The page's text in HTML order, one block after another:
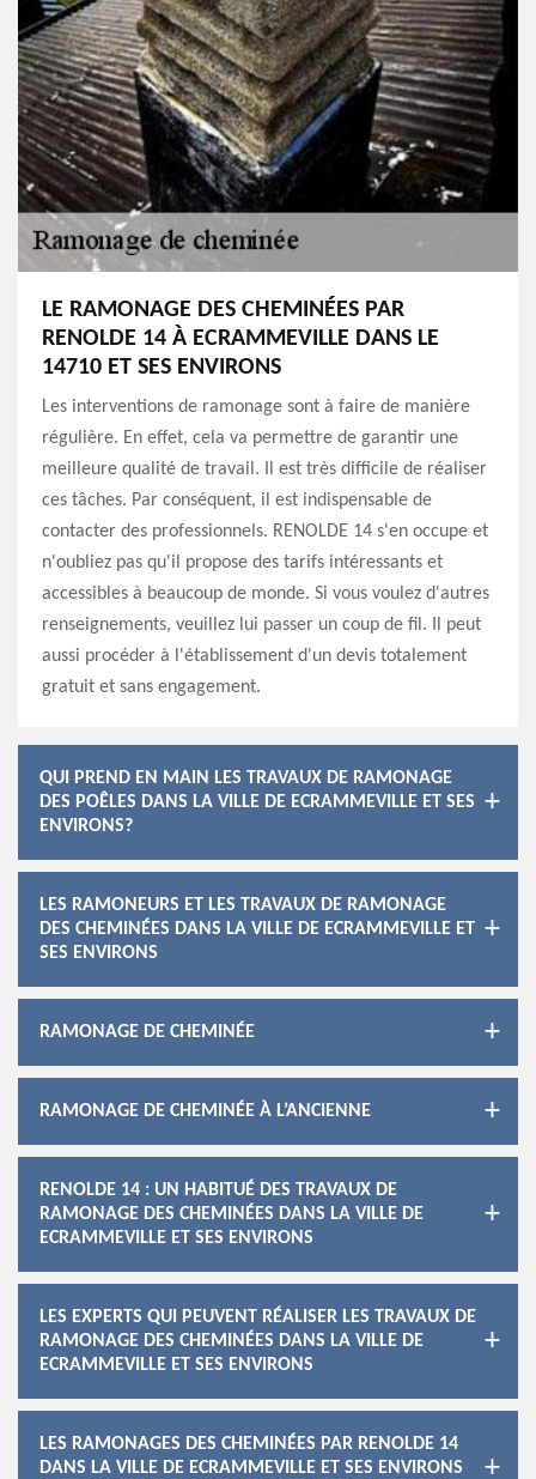
LE RAMONAGE DES CHEMINÉES PAR
RENOLDE 14 À ECRAMMEVILLE DANS LE
14710 ET SES ENVIRONS
Les interventions de ramonage sont à faire de manière
régulière. En effet, cela va permettre de garantir une
meilleure qualité de travail. Il est très difficile de réaliser
ces tâches. Par conséquent, il est indispensable de
contacter des professionnels. RENOLDE 14 s'en occupe et
n'oubliez pas qu'il propose des tarifs intéressants et
accessibles à beaucoup de monde. Si vous voulez d'autres
renseignements, veuillez lui passer un coup de fil. Il peut
aussi procéder à l'établissement d'un devis totalement
gratuit et sans engagement.
QUI PREND EN MAIN LES TRAVAUX DE RAMONAGE
DES POÊLES DANS LA VILLE DE ECRAMMEVILLE ET SES
ENVIRONS?
LES RAMONEURS ET LES TRAVAUX DE RAMONAGE
DES CHEMINÉES DANS LA VILLE DE ECRAMMEVILLE ET
SES ENVIRONS
RAMONAGE DE CHEMINÉE
RAMONAGE DE CHEMINÉE À L’ANCIENNE
RENOLDE 14 : UN HABITUÉ DES TRAVAUX DE
RAMONAGE DES CHEMINÉES DANS LA VILLE DE
ECRAMMEVILLE ET SES ENVIRONS
LES EXPERTS QUI PEUVENT RÉALISER LES TRAVAUX DE
RAMONAGE DES CHEMINÉES DANS LA VILLE DE
ECRAMMEVILLE ET SES ENVIRONS
LES RAMONAGES DES CHEMINÉES PAR RENOLDE 14
DANS LA VILLE DE ECRAMMEVILLE ET SES ENVIRONS